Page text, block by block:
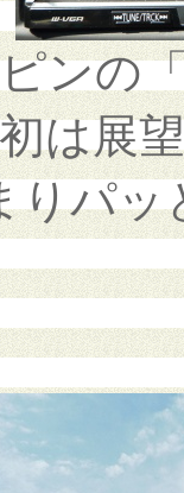
ンの
は展
りパッ